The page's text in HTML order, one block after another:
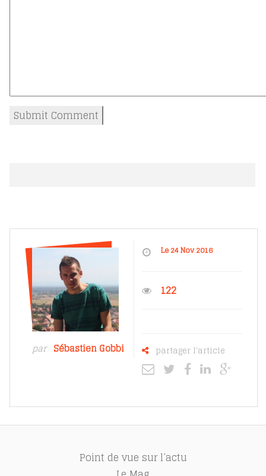
par Sébastien Gobbi
Le 24 Nov 2016
122
partager l'article
Point de vue sur l’actu